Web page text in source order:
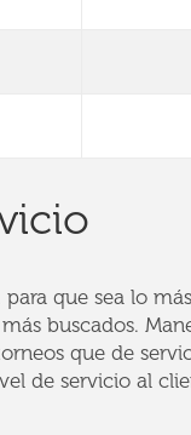
que sea lo
buscados.
que de
de servicio al